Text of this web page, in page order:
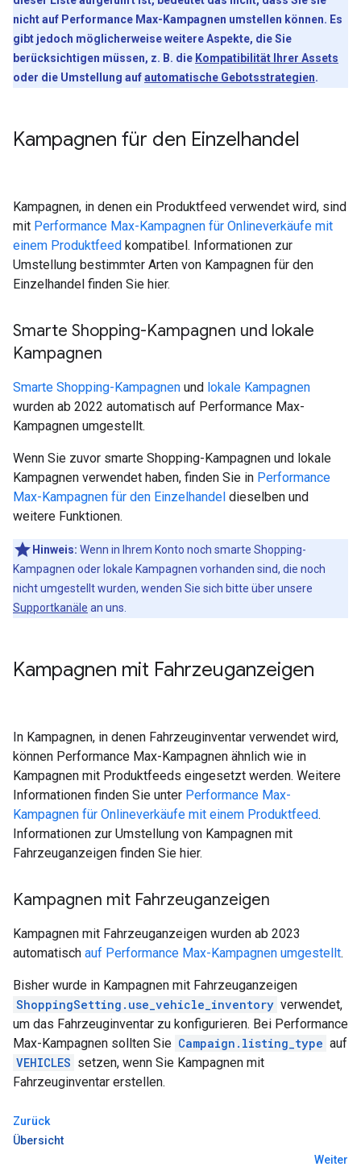
nicht auf Performance Max-Kampagnen umstellen können. Es
gibt jedoch möglicherweise weitere Aspekte, die Sie
berücksichtigen müssen, z. B. die Kompatibilität Ihrer Assets
oder die Umstellung aufautomatische Gebotsstrategien.
Kampagnen für den Einzelhandel
Kampagnen, in denen ein Produktfeed verwendet wird, sind
mit Performance Max-Kampagnen für Onlineverkäufe mit
einem Produktfeed kompatibel. Informationen zur
Umstellung bestimmter Arten von Kampagnen für den
Einzelhandel finden Sie hier.
Smarte Shopping-Kampagnen und lokale
Kampagnen
Smarte Shopping-Kampagnen und lokale Kampagnen
wurden ab 2022 automatisch auf Performance Max-
Kampagnen umgestellt.
Wenn Sie zuvor smarte Shopping-Kampagnen und lokale
Kampagnen verwendet haben, finden Sie in Performance
Max-Kampagnen für den Einzelhandel dieselben und
weitere Funktionen.
Hinweis: Wenn in Ihrem Konto noch smarte Shopping-
Kampagnen oder lokale Kampagnen vorhanden sind, die noch
nicht umgestellt wurden, wenden Sie sich bitte über unsere
Supportkanäle an uns.
Kampagnen mit Fahrzeuganzeigen
In Kampagnen, in denen Fahrzeuginventar verwendet wird,
können Performance Max-Kampagnen ähnlich wie in
Kampagnen mit Produktfeeds eingesetzt werden. Weitere
Informationen finden Sie unter Performance Max-
Kampagnen für Onlineverkäufe mit einem Produktfeed.
Informationen zur Umstellung von Kampagnen mit
Fahrzeuganzeigen finden Sie hier.
Kampagnen mit Fahrzeuganzeigen
Kampagnen mit Fahrzeuganzeigen wurden ab 2023
automatisch auf Performance Max-Kampagnen umgestellt.
Bisher wurde in Kampagnen mit Fahrzeuganzeigen
ShoppingSetting.use_vehicle_inventory verwendet,
um das Fahrzeuginventar zu konfigurieren. Bei Performance
Max-Kampagnen sollten Sie Campaign.listing_type auf
VEHICLES setzen, wenn Sie Kampagnen mit
Fahrzeuginventar erstellen.
Zurück
Übersicht
Weiter